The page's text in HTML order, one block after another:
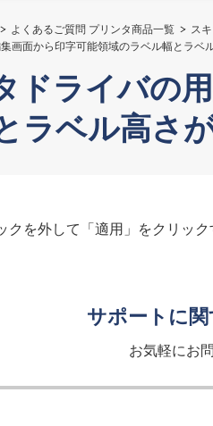
よくあるご質問 プリンタ商品一覧
ス
画面から印字可能領域のラベル幅とラベ
ドライバの
ラベル高さ
を外して「適用」をクリック
サポートに
お気軽にお